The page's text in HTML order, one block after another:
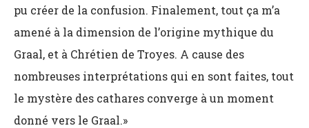
pu créer de la confusion. Finalement, tout ça m’a
amené à la dimension de l’origine mythique du
Graal, et à Chrétien de Troyes. A cause des
nombreuses interprétations qui en sont faites, tout
le mystère des cathares converge à un moment
donné vers le Graal.»